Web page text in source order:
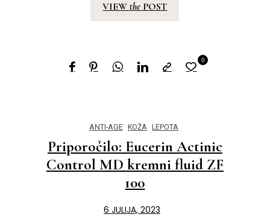
VIEWthe POST
0
ANTI-AGE KOŽA LEPOTA
Priporočilo: Eucerin Actinic
Control MD kremni fluid ZF
100
6 JULIJA, 2023